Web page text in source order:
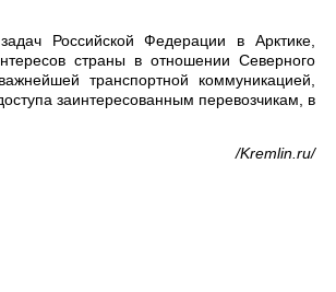
Российской Федерации в Арктике,
страны в отношении Северного
транспортной коммуникацией,
заинтересованным перевозчикам, в
/Kremlin.ru/